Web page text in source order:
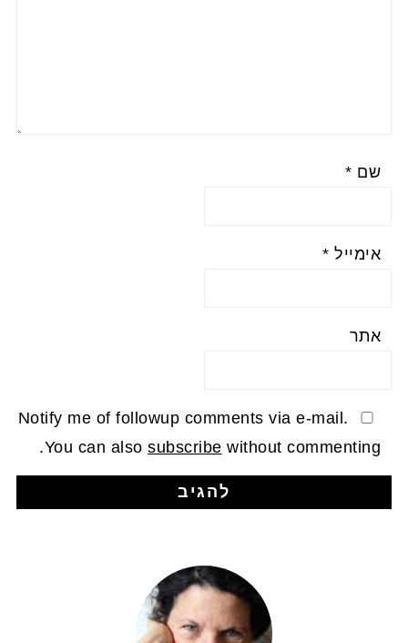
שם *
אימייל *
אתר
Notify me of followup comments via e-mail.
You can alsosubscribe without commenting.